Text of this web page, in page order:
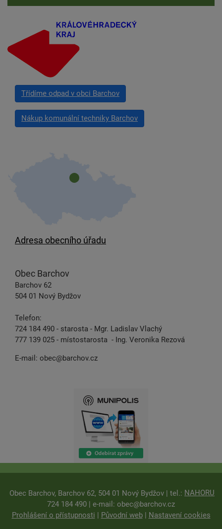
Třídíme odpad v obci Barchov
Nákup komunální techniky Barchov
Adresa obecního úřadu
Obec Barchov
Barchov 62
504 01 Nový Bydžov
Telefon:
724 184 490 - starosta - Mgr. Ladislav Vlachý
777 139 025 - místostarosta - Ing. Veronika Rezová
E-mail: obec@barchov.cz
NAHORU
Obec Barchov, Barchov 62, 504 01 Nový Bydžov | tel.:
724 184 490 | e-mail: obec@barchov.cz
Prohlášení o přístupnosti | Původní web| Nastavení cookies